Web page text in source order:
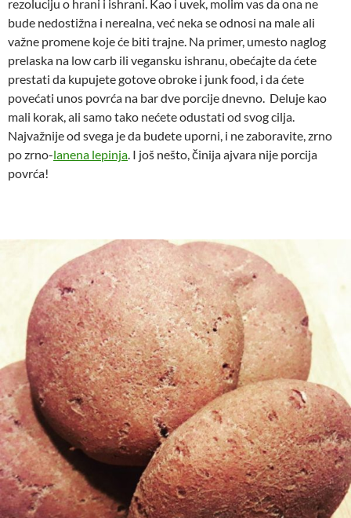
rezoluciju o hrani i ishrani. Kao i uvek, molim vas da ona ne
bude nedostižna i nerealna, već neka se odnosi na male ali
važne promene koje će biti trajne. Na primer, umesto naglog
prelaska na low carb ili vegansku ishranu, obećajte da ćete
prestati da kupujete gotove obroke i junk food, i da ćete
povećati unos povrća na bar dve porcije dnevno. Deluje kao
mali korak, ali samo tako nećete odustati od svog cilja.
Najvažnije od svega je da budete uporni, i ne zaboravite, zrno
po zrno-lanena lepinja. I još nešto, činija ajvara nije porcija
povrća!